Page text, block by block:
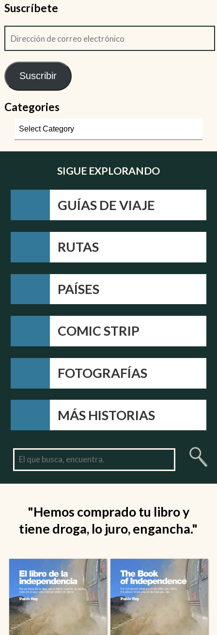
Suscríbete
Suscribir
Categories
SIGUE EXPLORANDO
GUÍAS DE VIAJE
RUTAS
PAÍSES
COMIC STRIP
FOTOGRAFÍAS
MÁS HISTORIAS
"Hemos comprado tu libro y
tiene droga, lo juro, engancha."